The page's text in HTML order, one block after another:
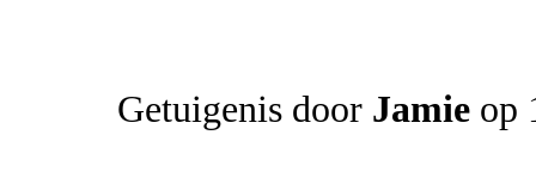
Getuigenis door Jamie op